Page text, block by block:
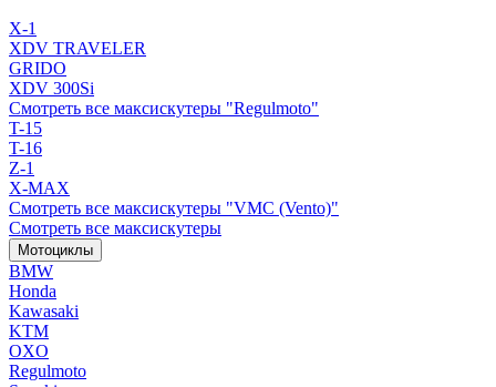
X-1
XDV TRAVELER
GRIDO
XDV 300Si
Смотреть все максискутеры "Regulmoto"
T-15
T-16
Z-1
X-MAX
Смотреть все максискутеры "VMC (Vento)"
Смотреть все максискутеры
Мотоциклы
BMW
Honda
Kawasaki
KTM
OXO
Regulmoto